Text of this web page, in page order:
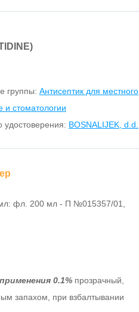
группы: Антисептик для местного
стоматологии
удостоверения: BOSNALIJEK, d.d.
фл. 200 мл - П №015357/01,
0.1% прозрачный,
запахом, при взбалтывании